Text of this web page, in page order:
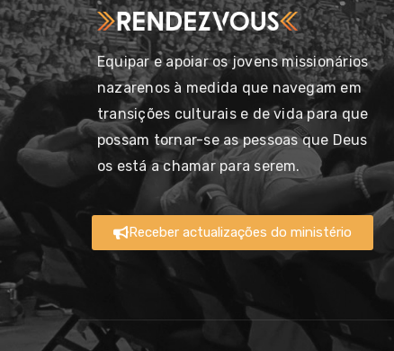
Equipar e apoiar os jovens missionários
nazarenos à medida que navegam em
transições culturais e de vida para que
possam tornar-se as pessoas que Deus
os está a chamar para serem.
Receber actualizações do ministério